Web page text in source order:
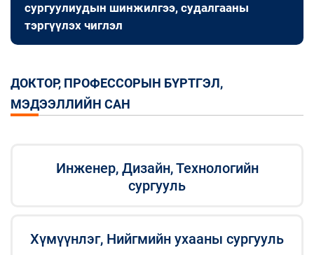
сургуулиудын шинжилгээ, судалгааны
тэргүүлэх чиглэл
ДОКТОР, ПРОФЕССОРЫН БҮРТГЭЛ,
МЭДЭЭЛЛИЙН САН
Инженер, Дизайн, Технологийн
сургууль
Хүмүүнлэг, Нийгмийн ухааны сургууль